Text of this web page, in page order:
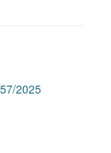
2025